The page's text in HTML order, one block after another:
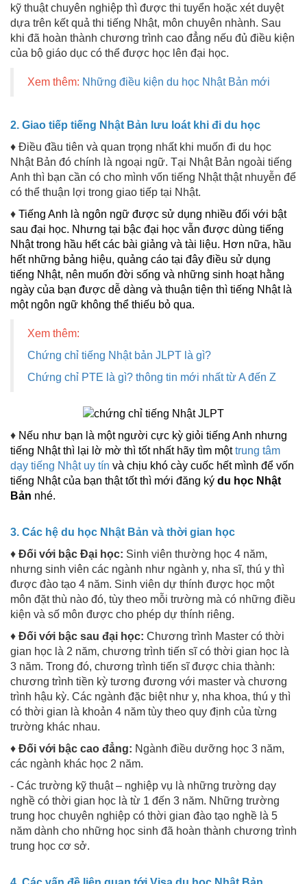
kỹ thuật chuyên nghiệp thì được thi tuyển hoặc xét duyệt
dựa trên kết quả thi tiếng Nhật, môn chuyên nhành. Sau
khi đã hoàn thành chương trình cao đẳng nếu đủ điều kiện
của bộ giáo dục có thể được học lên đại học.
Xem thêm: Những điều kiện du học Nhật Bản mới
2. Giao tiếp tiếng Nhật Bản lưu loát khi đi du học
♦ Điều đầu tiên và quan trọng nhất khi muốn đi du học
Nhật Bản đó chính là ngoại ngữ. Tại Nhật Bản ngoài tiếng
Anh thì bạn cần có cho mình vốn tiếng Nhật thật nhuyễn để
có thể thuận lợi trong giao tiếp tại Nhật.
♦ Tiếng Anh là ngôn ngữ được sử dụng nhiều đối với bật
sau đại học. Nhưng tại bậc đại học vẫn được dùng tiếng
Nhật trong hầu hết các bài giảng và tài liệu. Hơn nữa, hầu
hết những bảng hiệu, quảng cáo tại đây điều sử dụng
tiếng Nhật, nên muốn đời sống và những sinh hoạt hằng
ngày của bạn được dễ dàng và thuận tiện thì tiếng Nhật là
một ngôn ngữ không thể thiếu bỏ qua.
Xem thêm:
Chứng chỉ tiếng Nhật bản JLPT là gì?
Chứng chỉ PTE là gì? thông tin mới nhất từ A đến Z
♦ Nếu như bạn là một người cực kỳ giỏi tiếng Anh nhưng
tiếng Nhật thì lại lờ mờ thì tốt nhất hãy tìm mộttrung tâm
dạy tiếng Nhật uy tín và chịu khó cày cuốc hết mình để vốn
tiếng Nhật của bạn thật tốt thì mới đăng ký du học Nhật
Bản nhé.
3. Các hệ du học Nhật Bản và thời gian học
♦ Đối với bậc Đại học: Sinh viên thường học 4 năm,
nhưng sinh viên các ngành như ngành y, nha sĩ, thú y thì
được đào tạo 4 năm. Sinh viên dự thính được học một
môn đặt thù nào đó, tùy theo mỗi trường mà có những điều
kiện và số môn được cho phép dự thính riêng.
♦ Đối với bậc sau đại học: Chương trình Master có thời
gian học là 2 năm, chương trình tiến sĩ có thời gian học là
3 năm. Trong đó, chương trình tiến sĩ được chia thành:
chương trình tiền kỳ tương đương với master và chương
trình hậu kỳ. Các ngành đặc biệt như y, nha khoa, thú y thì
có thời gian là khoản 4 năm tùy theo quy định của từng
trường khác nhau.
♦ Đối với bậc cao đẳng: Ngành điều dưỡng học 3 năm,
các ngành khác học 2 năm.
- Các trường kỹ thuật – nghiệp vụ là những trường dạy
nghề có thời gian học là từ 1 đến 3 năm. Những trường
trung học chuyên nghiệp có thời gian đào tạo nghề là 5
năm dành cho những học sinh đã hoàn thành chương trình
trung học cơ sở.